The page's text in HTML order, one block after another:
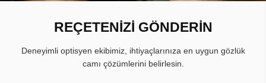
REÇETENİZİ GÖNDERİN
Deneyimli optisyen ekibimiz, ihtiyaçlarınıza en uygun gözlük
camı çözümlerini belirlesin.